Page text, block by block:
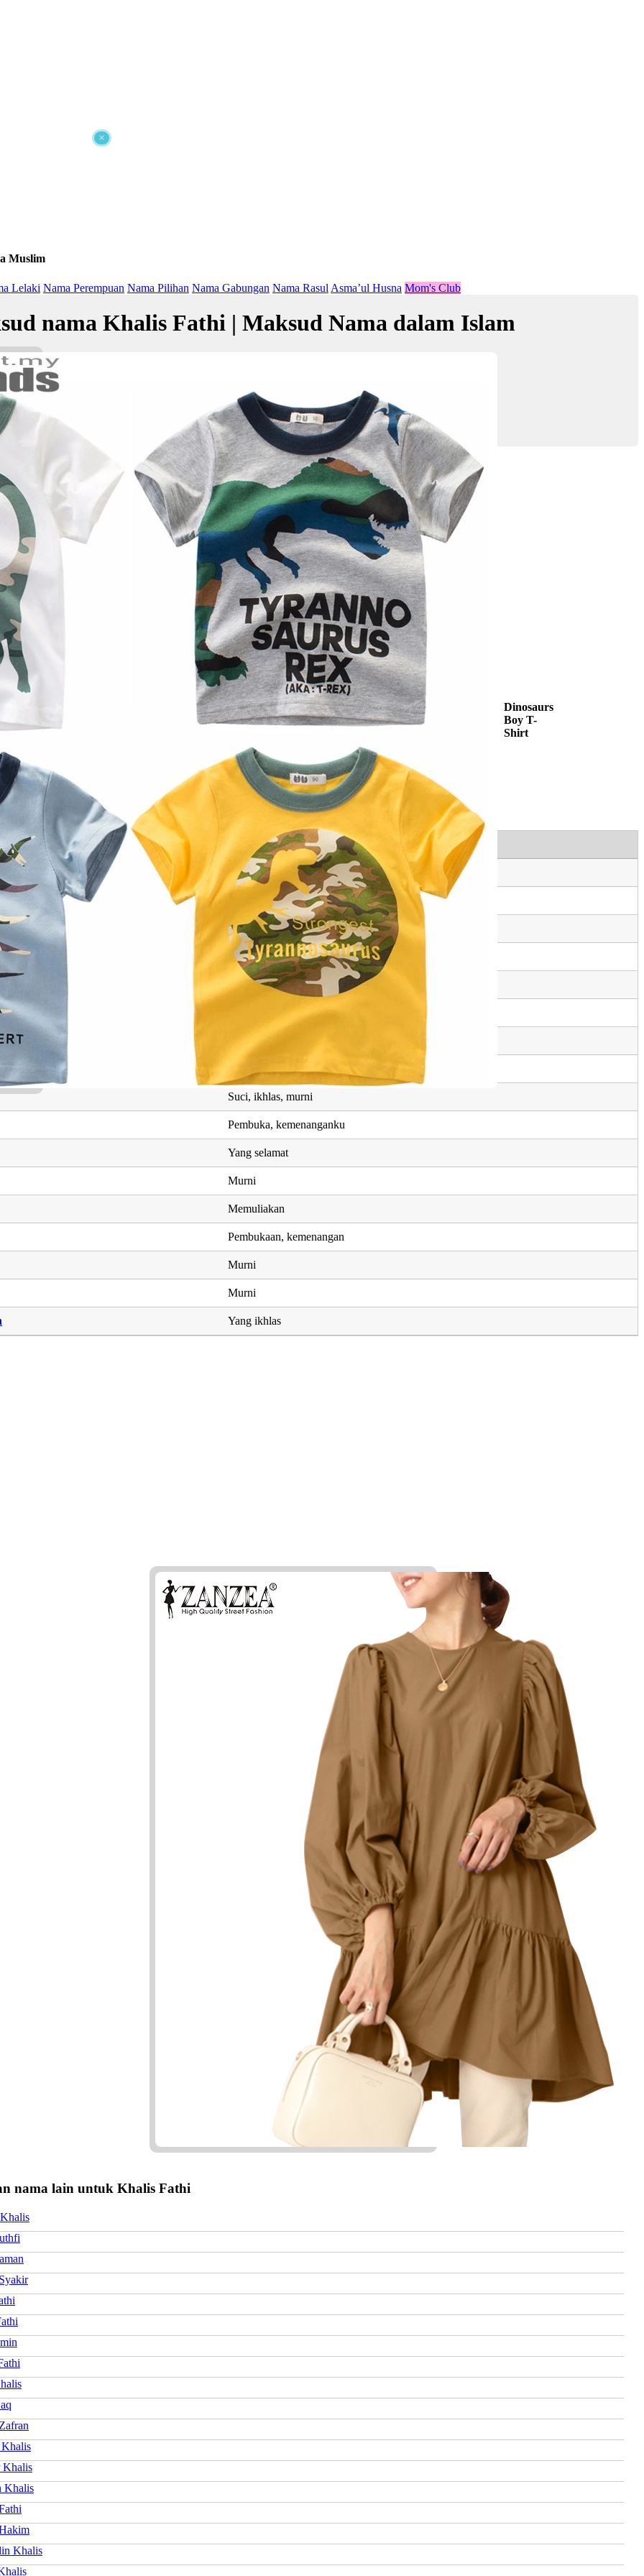
×
Dinosaurs
Boy T-
Shirt
Muslim
Lelaki Nama Perempuan Nama Pilihan Nama Gabungan Nama Rasul Asma’ul Husna Mom's Club
nama Khalis Fathi | Maksud Nama dalam Islam
bermaksud Berkemahiran, tulen, suci; Pembuka, kemenanganku
خالص
Nama:
tulen, suci
kemenanganku
✚ Baju Baby Custom Nama 'Khalis Fathi'
Berkaitan dengan Khalis Fathi
Maksud
Pembukaan, kejayaan Allah yang pengasih
Pembukaan, kejayaan Allah
Murni
Setia, ikhlas
Dipelihara, dilindungi
Pembuka, kemenanganku
Pembukaan, kejayaan agama
Suci, ikhlas, murni
Pembuka, kemenanganku
Yang selamat
Murni
Memuliakan
Pembukaan, kemenangan
Murni
Murni
Yang ikhlas
nama lain untuk Khalis Fathi
Khalis
Khalis
Khalis